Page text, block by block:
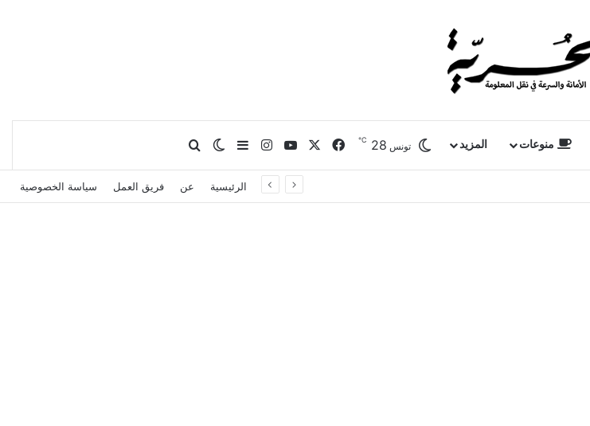
منوعات المزيد تونس 28
℃ فيسبوك يوتيوبانستقرامإضافة عمود جانبي
الوضع المظلم
بحث عن
الرئيسية عن فريق العمل سياسة الخصوصية